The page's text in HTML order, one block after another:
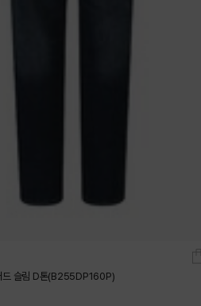
드 슬림 D톤(B255DP160P)